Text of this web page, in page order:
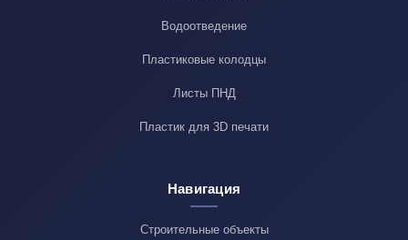
Водоотведение
Пластиковые колодцы
Листы ПНД
Пластик для 3D печати
Навигация
Строительные объекты